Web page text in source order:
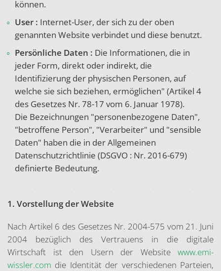
können.
User : Internet-User, der sich zu der oben
genannten Website verbindet und diese benutzt.
Persönliche Daten : Die Informationen, die in
jeder Form, direkt oder indirekt, die
Identifizierung der physischen Personen, auf
welche sie sich beziehen, ermöglichen" (Artikel 4
des Gesetzes Nr. 78-17 vom 6. Januar 1978).
Die Bezeichnungen "personenbezogene Daten",
"betroffene Person", "Verarbeiter" und "sensible
Daten" haben die in der Allgemeinen
Datenschutzrichtlinie (DSGVO : Nr. 2016-679)
definierte Bedeutung.
1. Vorstellung der Website
Nach Artikel 6 des Gesetzes Nr. 2004-575 vom 21. Juni
2004 bezüglich des Vertrauens in die digitale
Wirtschaft ist den Usern der Website www.emi-
wissler.com die Identität der verschiedenen Parteien,